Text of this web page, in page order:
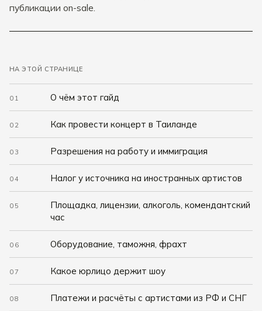
публикации on-sale.
НА ЭТОЙ СТРАНИЦЕ
01 О чём этот гайд
02 Как провести концерт в Таиланде
03 Разрешения на работу и иммиграция
04 Налог у источника на иностранных артистов
05
Площадка, лицензии, алкоголь, комендантский
час
06 Оборудование, таможня, фрахт
07 Какое юрлицо держит шоу
08 Платежи и расчёты с артистами из РФ и СНГ